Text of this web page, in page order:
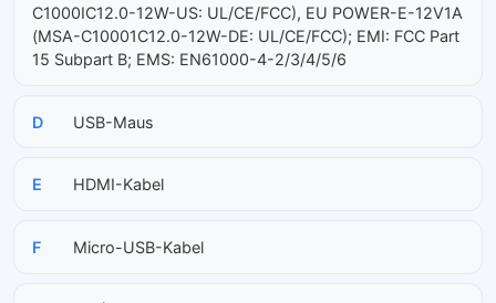
C1000IC12.0-12W-US: UL/CE/FCC), EU POWER-E-12V1A
(MSA-C10001C12.0-12W-DE: UL/CE/FCC); EMI: FCC Part
15 Subpart B; EMS: EN61000-4-2/3/4/5/6
D USB-Maus
E HDMI-Kabel
F Micro-USB-Kabel